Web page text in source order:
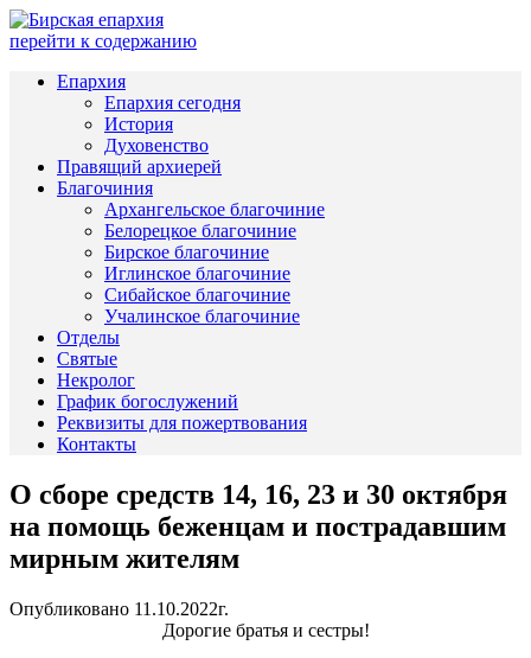
перейти к содержанию
Епархия
Епархия сегодня
История
Духовенство
Правящий архиерей
Благочиния
Архангельское благочиние
Белорецкое благочиние
Бирское благочиние
Иглинское благочиние
Сибайское благочиние
Учалинское благочиние
Отделы
Святые
Некролог
График богослужений
Реквизиты для пожертвования
Контакты
О сборе средств 14, 16, 23 и 30 октября
на помощь беженцам и пострадавшим
мирным жителям
Опубликовано 11.10.2022г.
Дорогие братья и сестры!